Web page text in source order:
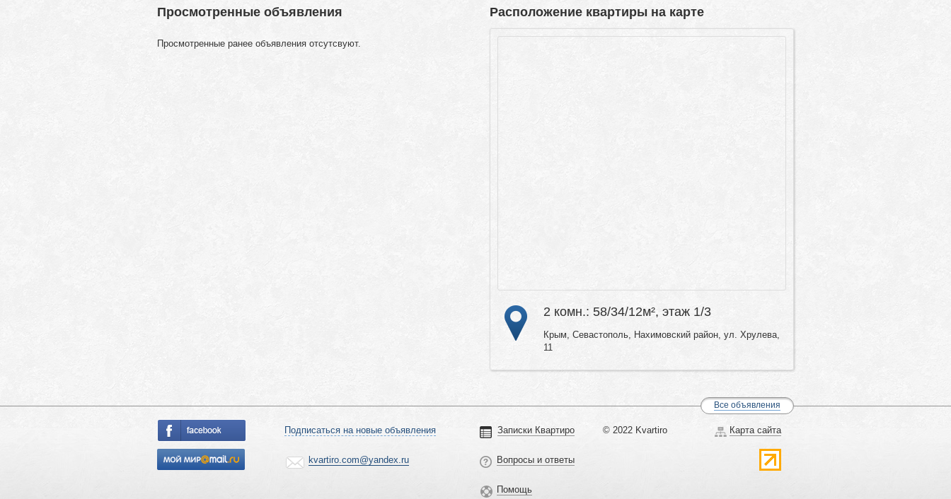
Расположение квартиры на карте
2 комн.: 58/34/12м², этаж 1/3
Крым, Севастополь, Нахимовский район, ул. Хрулева,
11
Просмотренные объявления
Просмотренные ранее объявления отсутсвуют.
Все объявления
Подписаться на новые объявления
kvartiro.com@yandex.ru
Записки Квартиро
Вопросы и ответы
Помощь
© 2022 Kvartiro Карта сайта